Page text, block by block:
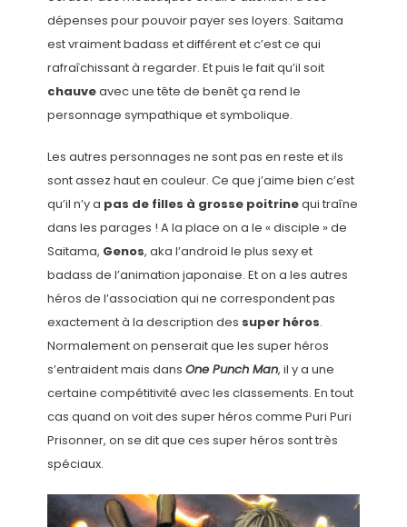
dépenses pour pouvoir payer ses loyers. Saitama
est vraiment badass et différent et c’est ce qui
rafraîchissant à regarder. Et puis le fait qu’il soit
chauveavec une tête de benêt ça rend le
personnage sympathique et symbolique.
Les autres personnages ne sont pas en reste et ils
sont assez haut en couleur. Ce que j’aime bien c’est
qu’il n’y a pas de filles à grosse poitrinequi traîne
dans les parages ! A la place on a le « disciple » de
Saitama, Genos, aka l’android le plus sexy et
badass de l’animation japonaise. Et on a les autres
héros de l’association qui ne correspondent pas
exactement à la description des super héros.
Normalement on penserait que les super héros
s’entraident mais dans One Punch Man, il y a une
certaine compétitivité avec les classements. En tout
cas quand on voit des super héros comme Puri Puri
Prisonner, on se dit que ces super héros sont très
spéciaux.